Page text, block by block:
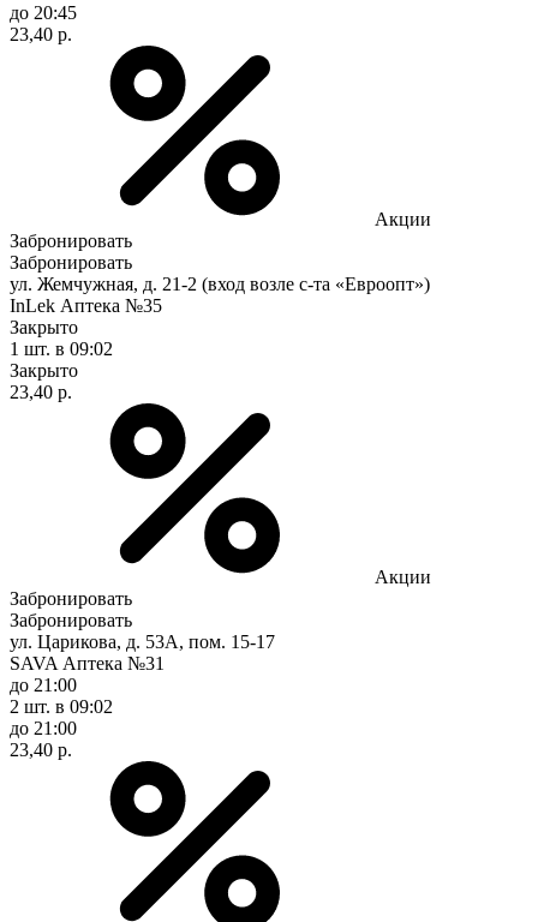
до 20:45
23,40 р.
Акции
Забронировать
Забронировать
ул. Жемчужная, д. 21-2 (вход возле с-та «Евроопт»)
InLek Аптека №35
Закрыто
1 шт. в 09:02
Закрыто
23,40 р.
Акции
Забронировать
Забронировать
ул. Царикова, д. 53А, пом. 15-17
SAVA Аптека №31
до 21:00
2 шт. в 09:02
до 21:00
23,40 р.